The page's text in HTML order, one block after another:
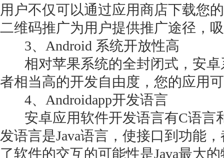
用户不仅可以通过应用商店下载您
二维码推广为用户提供推广途径，
3、Android 系统开放性高
相对苹果系统的全封闭式，安卓
者相当高的开发自由度，您的应用
4、Androidapp开发语言
安卓应用软件开发语言有C语言
发语言是Java语言，使接口到功能
了软件的交互的可能性是Java最大